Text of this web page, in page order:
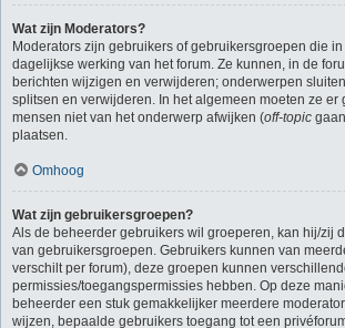
Wat zijn Moderators?
Moderators zijn gebruikers of gebruikersgroepen die
dagelijkse werking van het forum. Ze kunnen, in de
berichten wijzigen en verwijderen; onderwerpen
splitsen en verwijderen. In het algemeen moeten ze er
mensen niet van het onderwerp afwijken (off-topic
plaatsen.
Omhoog
Wat zijn gebruikersgroepen?
Als de beheerder gebruikers wil groeperen, kan hij/zij
van gebruikersgroepen. Gebruikers kunnen van
verschilt per forum), deze groepen kunnen
permissies/toegangspermissies hebben. Op deze
beheerder een stuk gemakkelijker meerdere
wijzen, bepaalde gebruikers toegang tot een